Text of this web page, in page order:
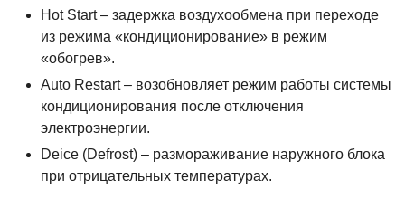
Hot Start – задержка воздухообмена при переходе
из режима «кондиционирование» в режим
«обогрев».
Auto Restart – возобновляет режим работы системы
кондиционирования после отключения
электроэнергии.
Deice (Defrost) – размораживание наружного блока
при отрицательных температурах.